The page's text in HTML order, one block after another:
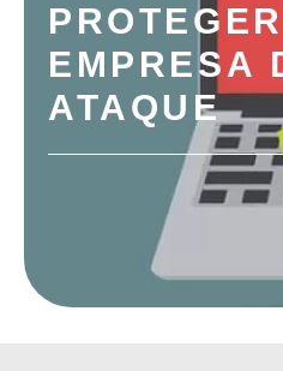
EMPRESA
ATAQUE